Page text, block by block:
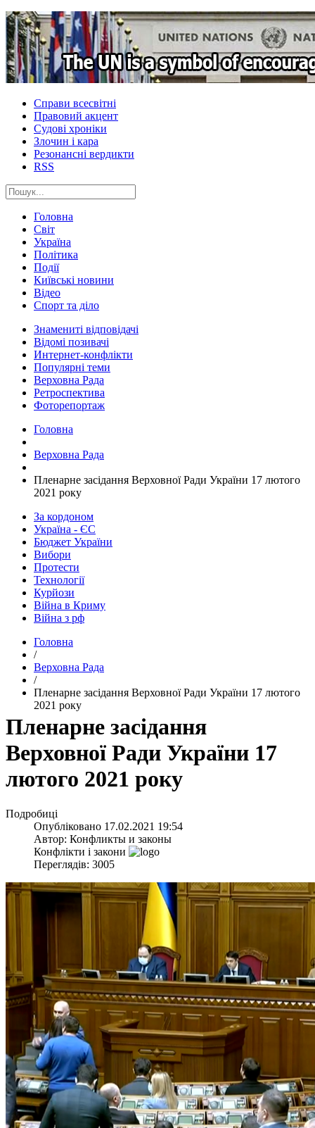
Справи всесвітні
Правовий акцент
Судові хроніки
Злочин і кара
Резонансні вердикти
RSS
Головна
Світ
Україна
Політика
Події
Київські новини
Відео
Спорт та діло
Знамениті відповідачі
Відомі позивачі
Интернет-конфлікти
Популярні теми
Верховна Рада
Ретроспектива
Фоторепортаж
Головна
Верховна Рада
​Пленарне засідання Верховної Ради України 17 лютого
2021 року
За кордоном
Україна - ЄС
Бюджет України
Вибори
Протести
Технології
Курйози
Війна в Криму
Війна з рф
Головна
/
Верховна Рада
/
​Пленарне засідання Верховної Ради України 17 лютого
2021 року
​Пленарне засідання
Верховної Ради України 17
лютого 2021 року
Подробиці
Опубліковано 17.02.2021 19:54
Автор: Конфликты и законы
Конфлікти і закони
Переглядів: 3005